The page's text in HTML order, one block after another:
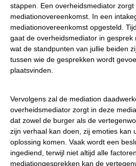
stappen. Een overheidsmediator
mediationovereenkomst. In een
mediationovereenkomst opgesteld.
gaat de overheidsmediator in gesprek
wat de standpunten van jullie beiden
tussen wie de gesprekken wordt
plaatsvinden.
Vervolgens zal de mediation
overheidsmediator zorgt in deze
dat zowel de burger als de
zijn verhaal kan doen, zij emoties kan
oplossing komen. Vaak wordt een
ingediend, terwijl niet altijd alle
mediationgesprekken kan de